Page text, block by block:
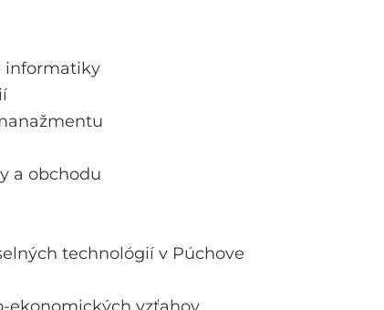
informatiky
a obchodu
technológií v Púchove